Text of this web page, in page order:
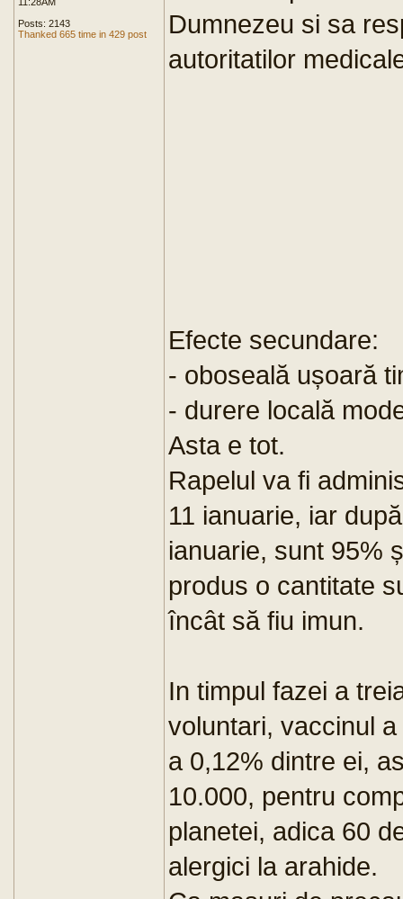
Posts: 2143
Thanked 665 time in 429 post
Dumnezeu si sa
autoritatilor
Efecte secundare:
- oboseală ușoară
- durere locală
Asta e tot.
Rapelul va fi
11 ianuarie, iar
ianuarie, sunt 95%
produs o cantitate
încât să fiu imun.
In timpul fazei a
voluntari, vaccinul
a 0,12% dintre ei,
10.000, pentru
planetei, adica 60
alergici la arahide.